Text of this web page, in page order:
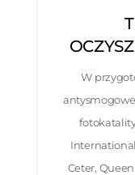
W
Ceter,